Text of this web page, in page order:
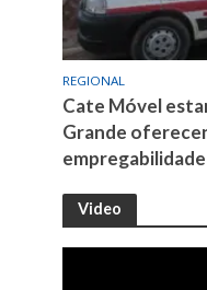
REGIONAL
Cate Móvel
Grande
empregabilidade
Video